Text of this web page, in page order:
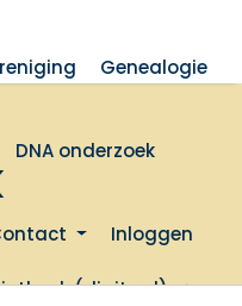
Genealogie
DNA onderzoek
Inloggen
(digitaal)